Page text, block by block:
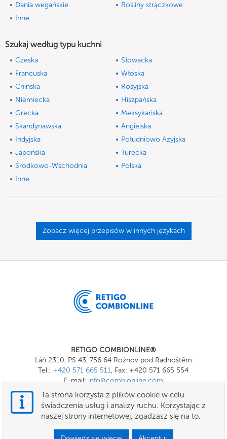
Dania wegańskie
Rośliny strączkowe
Inne
Szukaj według typu kuchni
Czeska
Słowacka
Francuska
Włoska
Chińska
Rosyjska
Niemiecka
Hiszpańska
Grecka
Meksykańska
Skandynawska
Angielska
Indyjska
Południowo Azyjska
Japońska
Turecka
Środkowo-Wschodnia
Polska
Inne
Zobacz więcej przepisów w innych językach
RETIGO COMBIONLINE®
Láň 2310, PS 43, 756 64 Rožnov pod Radhoštěm
Tel.: +420 571 665 511, Fax: +420 571 665 554
E-mail:info@combionline.com
OnlineMenu
Ogólne warunki handlowe
Ta strona korzysta z plików cookie w celu
świadczenia usług i analizy ruchu. Korzystając z
naszej strony internetowej, zgadzasz się na to.